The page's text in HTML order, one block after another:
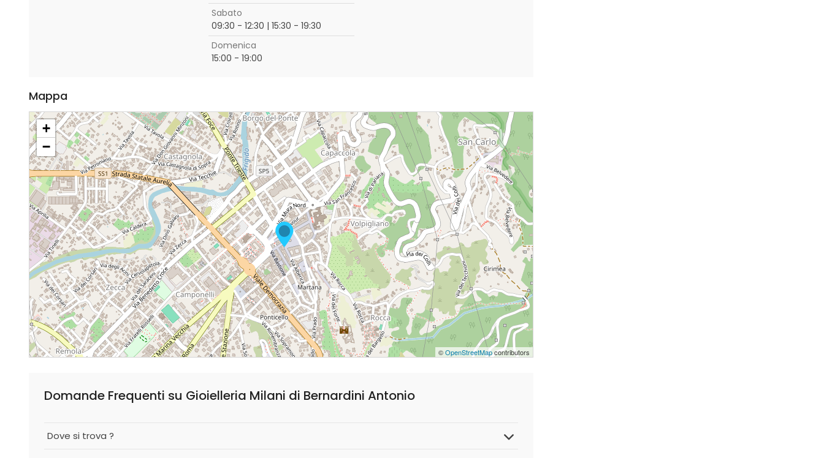
Sabato
09:30 - 12:30 | 15:30 - 19:30
Domenica
15:00 - 19:00
Mappa
+
−
©OpenStreetMapcontributors
Domande Frequenti su Gioielleria Milani di Bernardini Antonio
Dove si trova ?